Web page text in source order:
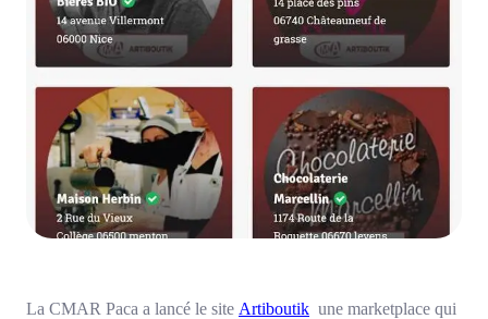
La CMAR Paca a lancé le site Artiboutik une marketplace qui